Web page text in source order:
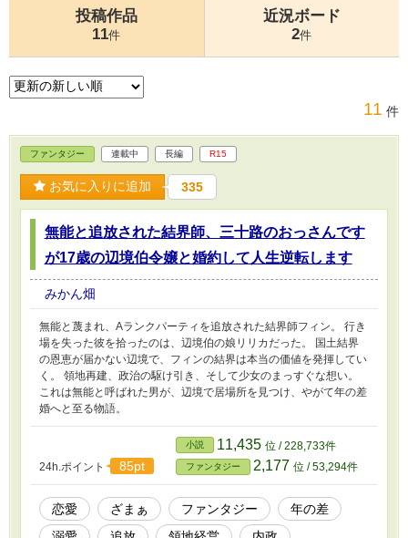
投稿作品
11件
近況ボード
2件
11 件
ファンタジー 連載中 長編 R15
お気に入りに追加 335
無能と追放された結界師、三十路のおっさんです
が17歳の辺境伯令嬢と婚約して人生逆転します
みかん畑
無能と蔑まれ、Aランクパーティを追放された結界師フィン。 行き
場を失った彼を拾ったのは、辺境伯の娘リリカだった。 国土結界
の恩恵が届かない辺境で、フィンの結界は本当の価値を発揮してい
く。 領地再建、政治の駆け引き、そして少女のまっすぐな想い。
これは無能と呼ばれた男が、辺境で居場所を見つけ、やがて年の差
婚へと至る物語。
24h.ポイント 85pt
小説 11,435 位 / 228,733件
ファンタジー 2,177 位 / 53,294件
恋愛 ざまぁ ファンタジー
年の差